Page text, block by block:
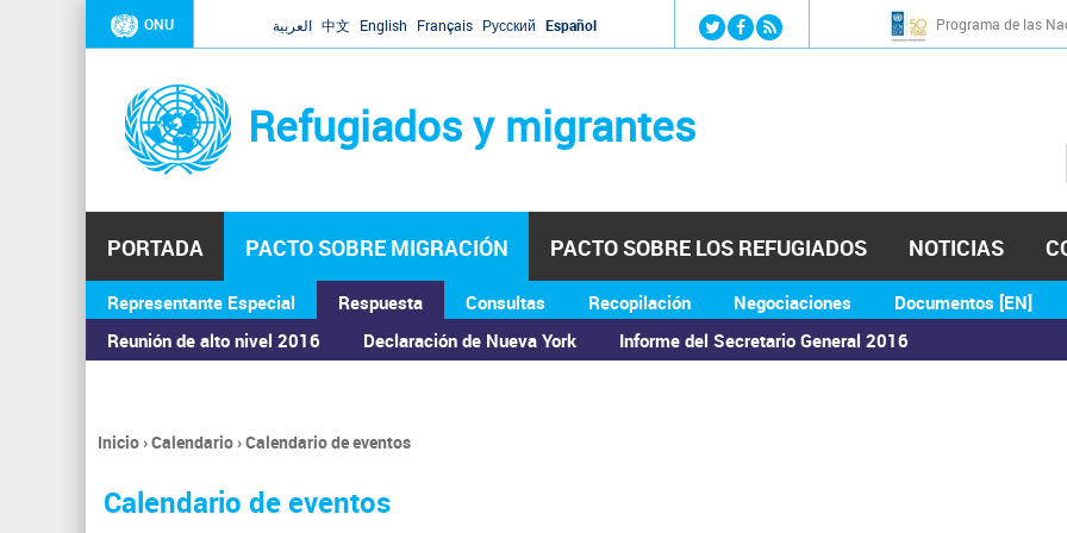
Jump to navigation
ONU العربية 中文 English Français Русский Español Programa de las
Refugiados y migrantes
PORTADA PACTO SOBRE MIGRACIÓN
Representante Especial
Respuesta
Reunión de alto nivel 2016
Declaración de Nueva York Informe del Secretario General 2016
Consultas Recopilación Negociaciones Documentos [EN]
PACTO SOBRE LOS REFUGIADOS NOTICIAS
ASAMBLEA GENERAL
Se
encuentra
usted
Inicio›Calendario›Calendario de eventos
Calendario de eventos